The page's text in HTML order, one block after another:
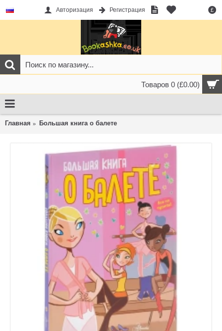
£
Авторизация Регистрация
Товаров 0 (£0.00)
Главная Большая книга о балете